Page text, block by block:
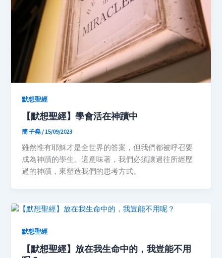
默想聖經
【默想聖經】學會活在神蹟中
簡 子堯/15/09/2023
雖然惟有耶穌才是全世界的答案，但我們都被呼召要
成為神蹟的學生。這意味著，我們必須讓過往所經歷
過的神蹟，來塑造我們的思考方式。
默想聖經
【默想聖經】放在我生命中的，我豈能不用